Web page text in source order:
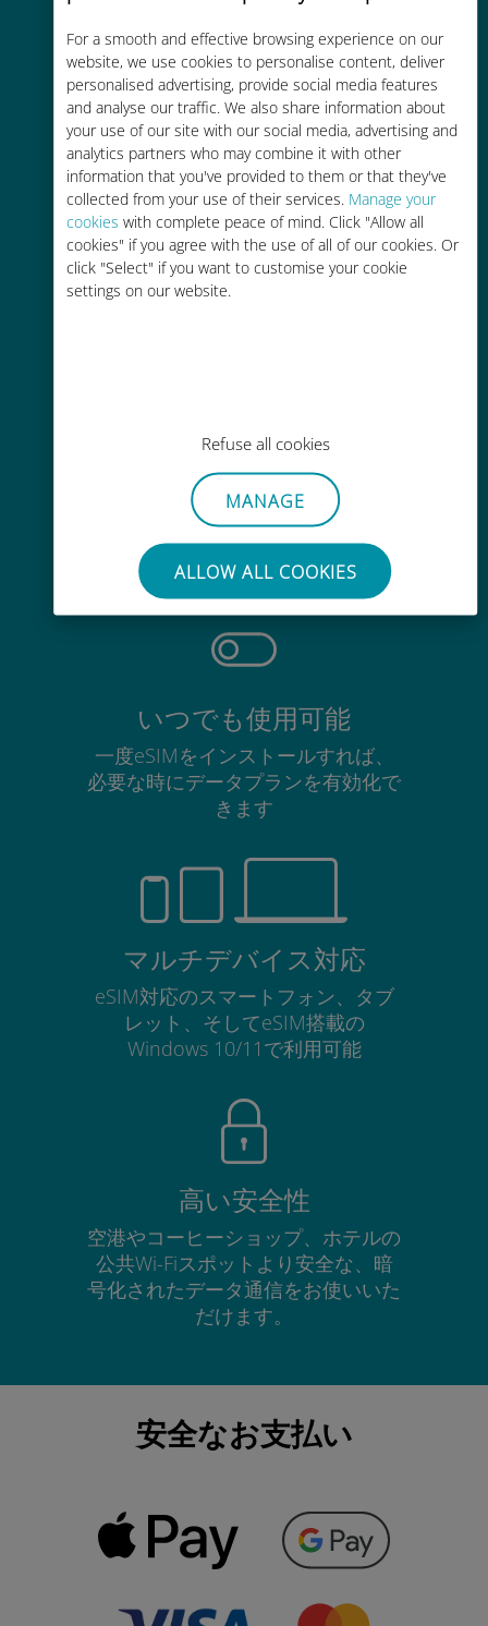
For a smooth and effective browsing experience on our
website, we use cookies to personalise content, deliver
personalised advertising, provide social media features
and analyse our traffic. We also share information about
your use of our site with our social media, advertising and
analytics partners who may combine it with other
information that you've provided to them or that they've
collected from your use of their services. Manage your
cookies with complete peace of mind. Click "Allow all
cookies" if you agree with the use of all of our cookies. Or
click "Select" if you want to customise your cookie
settings on our website.
Refuse all cookies
MANAGE
ALLOW ALL COOKIES
お客様が普段お使いのキャリアでロ
ーミングサービスを使った場合に比
べて最大で90％の節約が可能です。
かんたん追加購入
Wi-Fiやデータ残量がなくても、
手間いらず
使用中のSIMカードを抜き差しする
必要はありません
いつでも使用可能
一度eSIMをインストールすれば、
必要な時にデータプランを有効化で
きます
マルチデバイス対応
eSIM対応のスマートフォン、タブ
レット、そしてeSIM搭載の
Windows 10/11で利用可能
高い安全性
空港やコーヒーショップ、ホテルの
公共Wi-Fiスポットより安全な、暗
号化されたデータ通信をお使いいた
だけます。
安全なお支払い